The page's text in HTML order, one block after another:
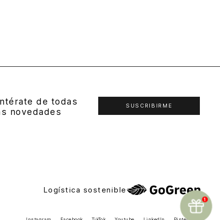
de todas
novedades
SUSCRIBIRME
Logística sostenible